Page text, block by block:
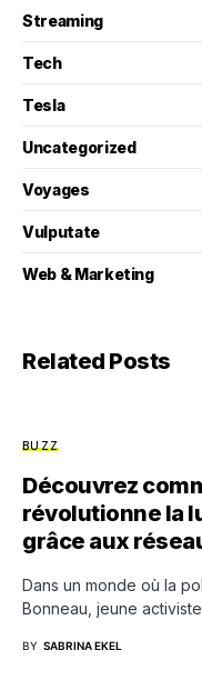
Streaming
Tech
Tesla
Uncategorized
Voyages
Vulputate
Web & Marketing
Related Posts
BUZZ
Découvrez
révolutionne la
grâce aux
Dans un monde où la
Bonneau, jeune
BY SABRINA EKEL